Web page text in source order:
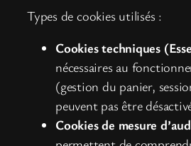
Types de cookies utilisés :
Cookies techniques
nécessaires au
(gestion du panier,
peuvent pas être
Cookies de mesure